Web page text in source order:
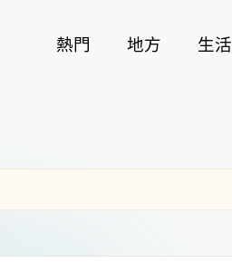
熱門 地方 生活